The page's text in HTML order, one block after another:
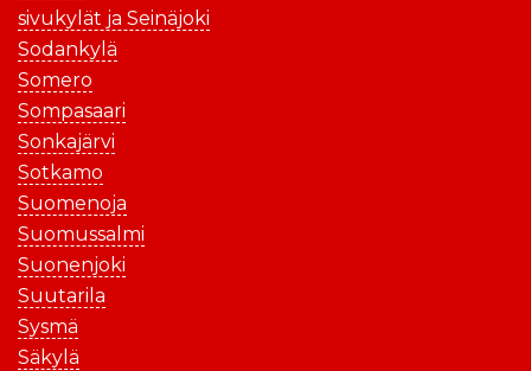
sivukylät ja Seinäjoki
Sodankylä
Somero
Sompasaari
Sonkajärvi
Sotkamo
Suomenoja
Suomussalmi
Suonenjoki
Suutarila
Sysmä
Säkylä